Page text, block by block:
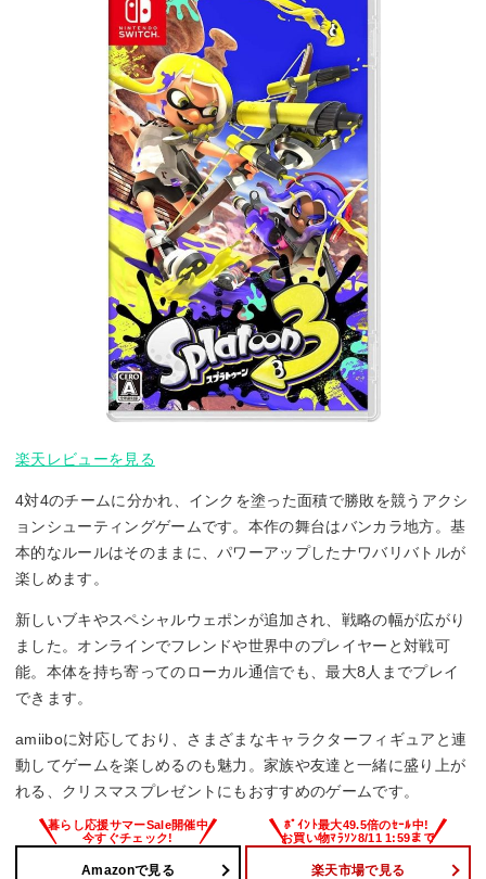
楽天レビューを見る
4対4のチームに分かれ、インクを塗った面積で勝敗を競うアクシ
ョンシューティングゲームです。本作の舞台はバンカラ地方。基
本的なルールはそのままに、パワーアップしたナワバリバトルが
楽しめます。
新しいブキやスペシャルウェポンが追加され、戦略の幅が広がり
ました。オンラインでフレンドや世界中のプレイヤーと対戦可
能。本体を持ち寄ってのローカル通信でも、最大8人までプレイ
できます。
amiiboに対応しており、さまざまなキャラクターフィギュアと連
動してゲームを楽しめるのも魅力。家族や友達と一緒に盛り上が
れる、クリスマスプレゼントにもおすすめのゲームです。
Amazonで見る 楽天市場で見る